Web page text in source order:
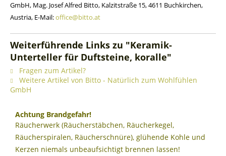
GmbH, Mag. Josef Alfred Bitto, Kalzitstraße 15, 4611 Buchkirchen,
Austria, E-Mail:office@bitto.at
Weiterführende Links zu "Keramik-
Unterteller für Duftsteine, koralle"
Fragen zum Artikel?
Weitere Artikel von Bitto - Natürlich zum Wohlfühlen
GmbH
Achtung Brandgefahr!
Räucherwerk (Räucherstäbchen, Räucherkegel,
Räucherspiralen, Räucherschnüre), glühende Kohle und
Kerzen niemals unbeaufsichtigt brennen lassen!